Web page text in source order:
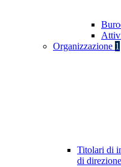
Organizzazione 1
Titolari di
di